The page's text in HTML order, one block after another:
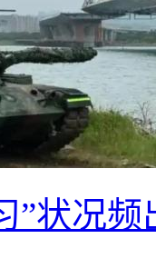
”状况